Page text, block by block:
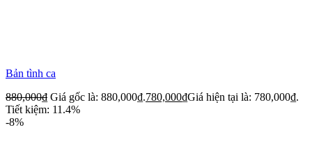
Bản tình ca
880,000₫ Giá gốc là: 880,000₫.780,000₫Giá hiện tại là: 780,000₫.
Tiết kiệm: 11.4%
-8%